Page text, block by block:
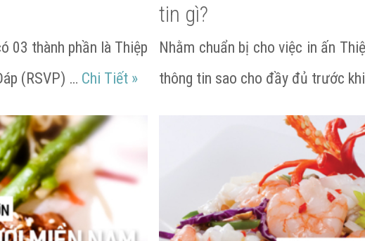
03 thành phần là Thiệp
(RSVP) … Chi Tiết Cách viết Thiệp Cưới chu đáo đẹp lòng
»
tin gì?
Nhằm chuẩn bị cho việc in ấn
thông tin sao cho đầy đủ trước